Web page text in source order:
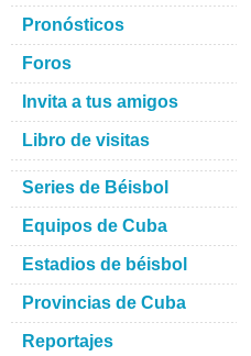
Pronósticos
Foros
Invita a tus amigos
Libro de visitas
Series de Béisbol
Equipos de Cuba
Estadios de béisbol
Provincias de Cuba
Reportajes